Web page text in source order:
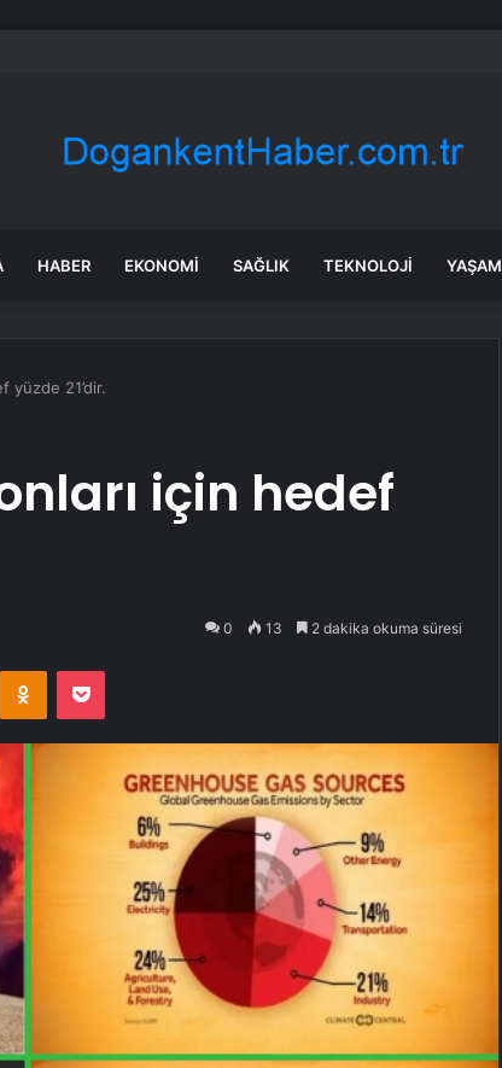
yangınlarda 4 itfaiye eri hayatını kaybetti
HABER EKONOMI SAĞLIK TEKNOLOJI YAŞAM
yüzde 21’dir.
için hedef
0 13 2 dakika okuma süresi
Odnoklassniki
Pocket